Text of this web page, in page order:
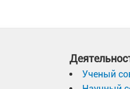
Ученый